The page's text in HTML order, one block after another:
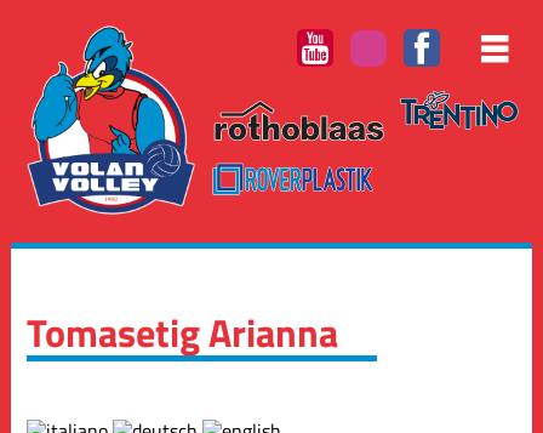
Tomasetig Arianna